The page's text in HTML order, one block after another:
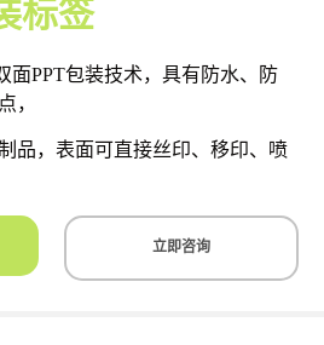
标签
立即咨询